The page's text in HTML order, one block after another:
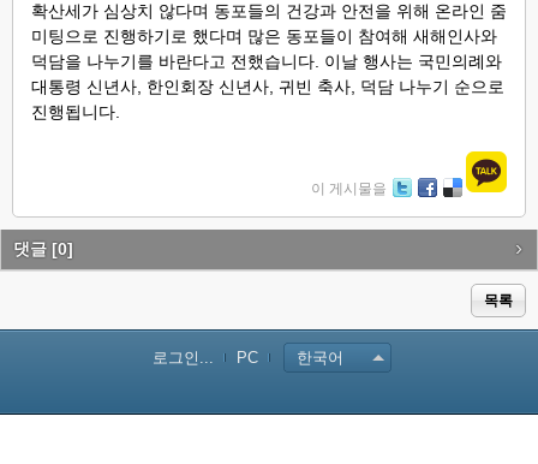
확산세가 심상치 않다며 동포들의 건강과 안전을 위해 온라인 줌
미팅으로 진행하기로 했다며 많은 동포들이 참여해 새해인사와
덕담을 나누기를 바란다고 전했습니다. 이날 행사는 국민의례와
대통령 신년사, 한인회장 신년사, 귀빈 축사, 덕담 나누기 순으로
진행됩니다.
이 게시물을
itte ce lici
댓글 [0]
목록
로그인... PC 한국어